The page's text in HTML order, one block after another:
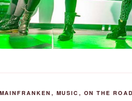
KATEGORIEN
MAINFRANKEN , MUSIC , ON THE ROAD